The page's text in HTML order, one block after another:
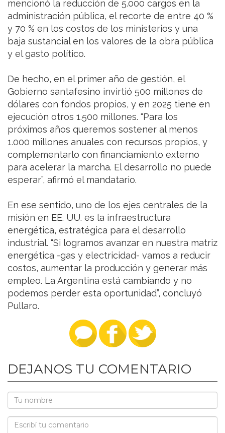
mencionó la reducción de 5.000 cargos en la
administración pública, el recorte de entre 40 %
y 70 % en los costos de los ministerios y una
baja sustancial en los valores de la obra pública
y el gasto político.
De hecho, en el primer año de gestión, el
Gobierno santafesino invirtió 500 millones de
dólares con fondos propios, y en 2025 tiene en
ejecución otros 1.500 millones. “Para los
próximos años queremos sostener al menos
1.000 millones anuales con recursos propios, y
complementarlo con financiamiento externo
para acelerar la marcha. El desarrollo no puede
esperar”, afirmó el mandatario.
En ese sentido, uno de los ejes centrales de la
misión en EE. UU. es la infraestructura
energética, estratégica para el desarrollo
industrial. “Si logramos avanzar en nuestra matriz
energética -gas y electricidad- vamos a reducir
costos, aumentar la producción y generar más
empleo. La Argentina está cambiando y no
podemos perder esta oportunidad”, concluyó
Pullaro.
DEJANOS TU COMENTARIO